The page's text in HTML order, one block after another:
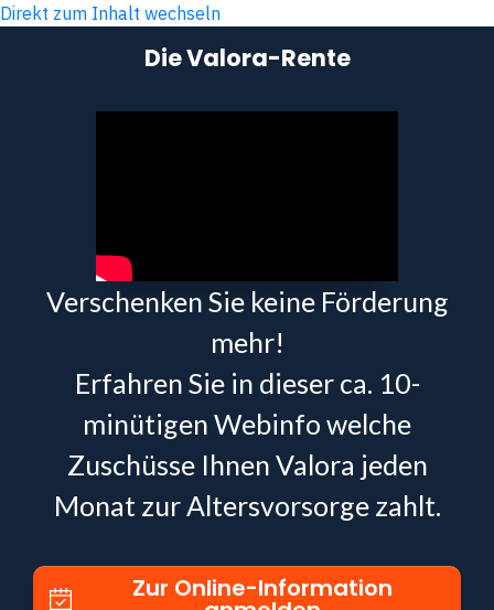
Direkt zum Inhalt wechseln
Die Valora-Rente
Verschenken Sie keine Förderung
mehr!
Erfahren Sie in dieser ca. 10-
minütigen Webinfo welche
Zuschüsse Ihnen Valora jeden
Monat zur Altersvorsorge zahlt.
Zur Online-Information